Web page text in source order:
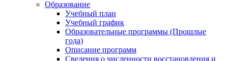
Образование
Учебный план
Учебный график
Образовательные программы (Прошлые
года)
Описание программ
Сведения о численности восстановления и